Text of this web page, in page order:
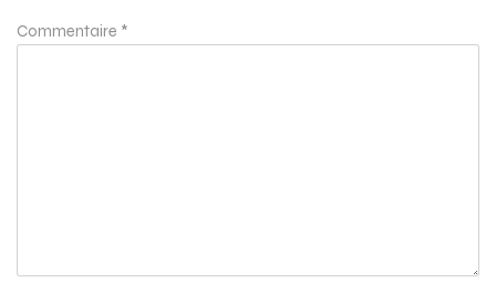
Commentaire *